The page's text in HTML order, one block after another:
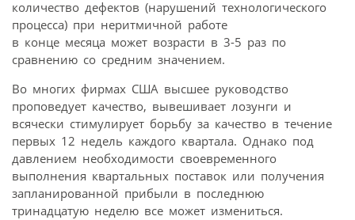
количество дефектов (нарушений технологического
процесса) при неритмичной работе
в конце месяца может возрасти в 3-5 раз по
сравнению со средним значением.
Во многих фирмах США высшее руководство
проповедует качество, вывешивает лозунги и
всячески стимулирует борьбу за качество в течение
первых 12 недель каждого квартала. Однако под
давлением необходимости своевременного
выполнения квартальных поставок или получения
запланированной прибыли в последнюю
тринадцатую неделю все может измениться.